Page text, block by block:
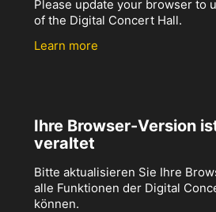
Please update your browser to
of the Digital Concert Hall.
Learn more
Ihre Browser-Version
veraltet
Bitte aktualisieren Sie Ihre
alle Funktionen der Digital
können.